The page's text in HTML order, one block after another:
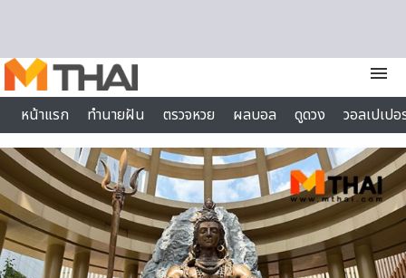
menu
หน้าแรก
ทำนายฝัน ตรวจหวย ผลบอล ดูดวง
วอลเปเป
ไลฟ์สไตล์